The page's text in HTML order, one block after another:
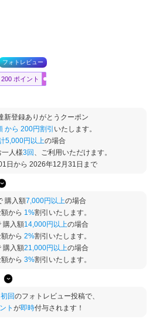
フォトレビュー
200 ポイント
新登録ありがとうクーポン
から 200円割引 いたします。
5,000円以上の場合
一人様3回、ご利用いただけます。
日から 2026年12月31日まで
購入額7,000円以上の場合
から 1%割引いたします。
購入額14,000円以上の場合
額から2%割引いたします。
購入額21,000円以上の場合
額から3%割引いたします。
回のフォトレビュー投稿で、
トが即時付与されます！